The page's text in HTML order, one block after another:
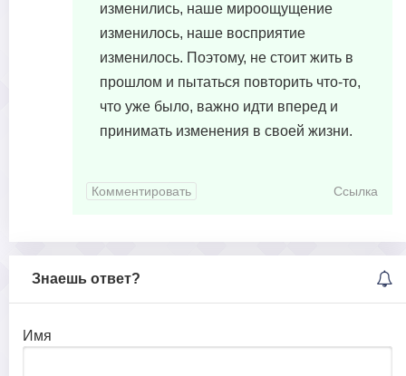
изменились, наше мироощущение
изменилось, наше восприятие
изменилось. Поэтому, не стоит жить в
прошлом и пытаться повторить что-то,
что уже было, важно идти вперед и
принимать изменения в своей жизни.
Комментировать Ссылка
Знаешь ответ?
Имя